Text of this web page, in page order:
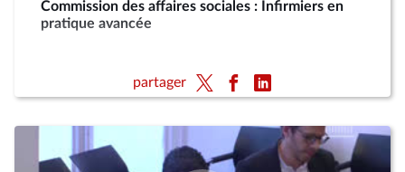
Commission des affaires sociales : Infirmiers en
pratique avancée
partager